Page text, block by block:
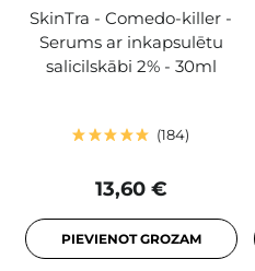
SkinTra - Comedo-killer -
Serums ar inkapsulētu
salicilskābi 2% - 30ml
184
13,60 €
PIEVIENOT GROZAM